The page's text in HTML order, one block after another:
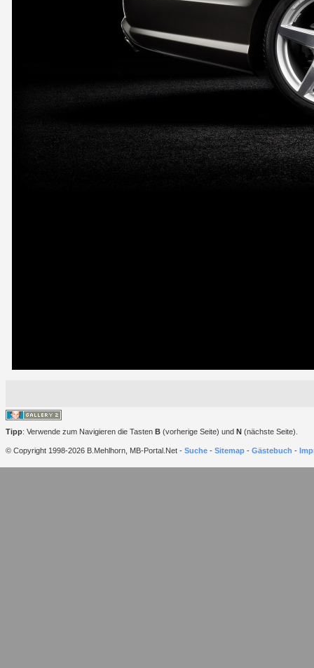
Tipp: Verwende zum Navigieren die Tasten B (vorherige Seite) und N (nächste Seite).
© Copyright 1998-2026 B.Mehlhorn, MB-Portal.Net - Suche - Sitemap - Gästebuch -